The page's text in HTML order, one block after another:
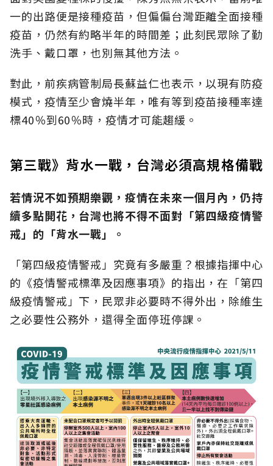
一的出路便是接種疫苗，但偏偏台灣距離全面接種
疫苗，仍然有約略半年的時間差；此刻民眾除了勤
洗手、戴口罩，也別無其他方法。
對此，前疾病管制局長蘇益仁也表示，以現有防疫
模式，疫情至少會燒半年，唯有等到疫苗接種率達
標40％到60％時，疫情才可能趨緩。
第三戰》背水一戰，台灣必須高規格備戰
若情況不如預期樂觀，疫情在未來一個月內，仍持
續多點開花，台灣也將不得不面對「第四級疫情警
戒」的「背水一戰」。
「第四級疫情警戒」究竟有多嚴重？根據指揮中心
的《疫情警戒標準及因應事項》的指出，在「第四
級疫情警戒」下，民眾非必要時不得外出，除維生
之必要性公務外，還得全面停班停課。